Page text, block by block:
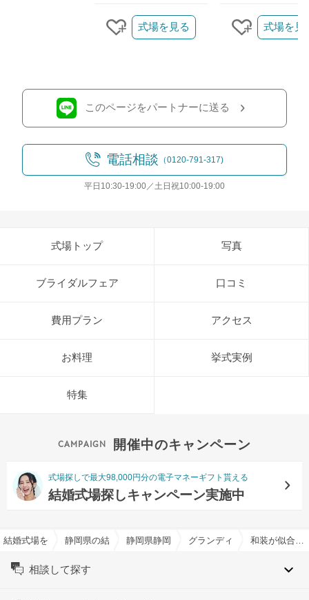
クリップする
式場を見る
クリップす
式場を見
このページをパートナーに送る
電話相談 （0120-791-317)
平日10:30-19:00／土日祝10:00-19:00
式場トップ 写真
ブライダルフェア 口コミ
費用プラン アクセス
お料理 挙式実例
特集
開催中のキャンペーン
式場探しで最大98,000円分の電子マネーギフト貰える
結婚式場探しキャンペーン実施中
結婚式場を探すならハナユメ
静岡県の結婚式場一覧静岡県静岡市の結婚式場一覧グランディエール ブケトー和装が似合う・和婚特集
相談して探す